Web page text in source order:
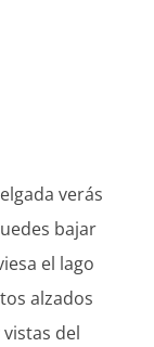
verás
bajar
el lago
alzados
del